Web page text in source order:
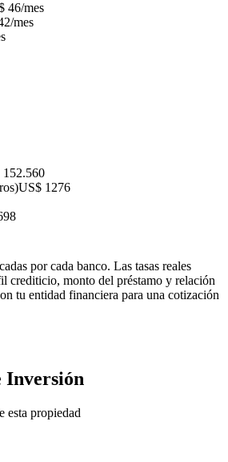
46/mes
/mes
152.560
US$ 1276
por cada banco. Las tasas reales
crediticio, monto del préstamo y relación
tu entidad financiera para una cotización
Inversión
esta propiedad